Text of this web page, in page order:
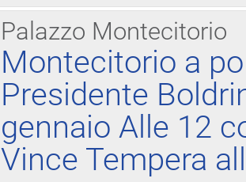
Palazzo Montecitorio
Montecitorio a
Presidente
gennaio Alle 12
Vince Tempera